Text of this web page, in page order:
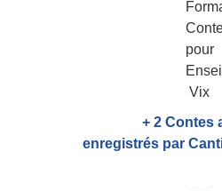
+ 2 Contes
enregistrés par